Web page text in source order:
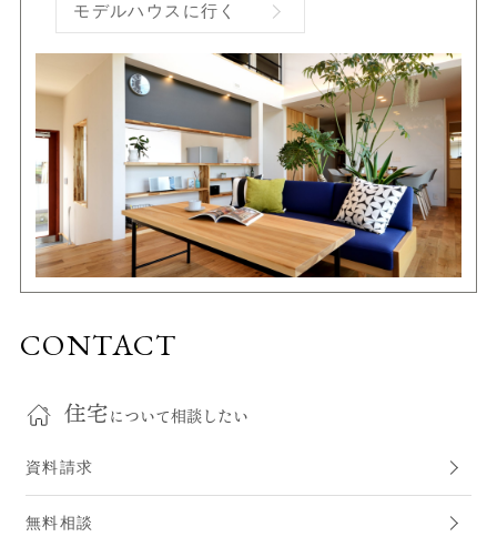
モデルハウスに行く
CONTACT
住宅について相談したい
資料請求
無料相談